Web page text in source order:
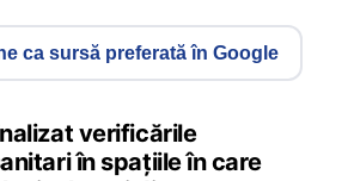
ca sursă preferată în Google
verificările
în spațiile în care